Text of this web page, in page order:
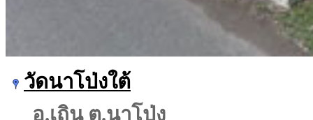
วัดนาโป่งใต้
อ.เถิน ต.นาโป่ง